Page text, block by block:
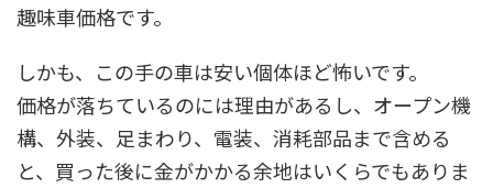
趣味車価格です。
しかも、この手の車は安い個体ほど怖いです。
価格が落ちているのには理由があるし、オープン機
構、外装、足まわり、電装、消耗部品まで含める
と、買った後に金がかかる余地はいくらでもありま